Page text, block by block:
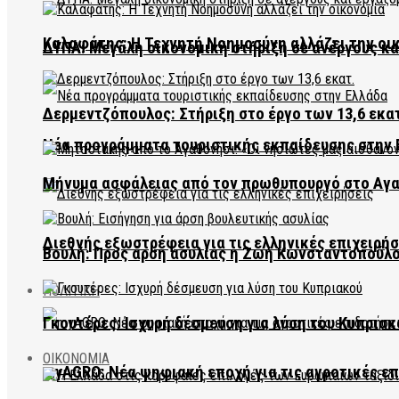
ΔΥΠΑ: Μεγάλη οικονομική στήριξη σε ανέργους
Νέα προγράμματα τουριστικής εκπαίδευσης στην
Διεθνής εξωστρέφεια για τις ελληνικές
ΠΟΛΙΤΙΚΗ
myAGRO: Νέα ψηφιακή εποχή για τις αγροτικές
Καλαφάτης: Η Τεχνητή Νοημοσύνη αλλάζει την
Δερμεντζόπουλος: Στήριξη στο έργο των 13,6
Μήνυμα ασφάλειας από τον πρωθυπουργό στο
Βουλή: Προς άρση ασυλίας η Ζωή
Γκουτέρες: Ισχυρή δέσμευση για λύση του
ΟΙΚΟΝΟΜΙΑ